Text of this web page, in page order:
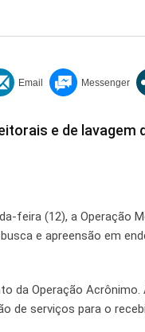
e de lavagem
feira (12), a Operação
e apreensão em
da Operação
de serviços para o